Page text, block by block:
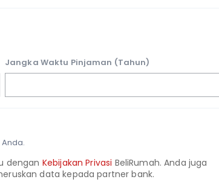
Jangka Waktu Pinjaman (Tahun)
dengan Kebijakan Privasi BeliRumah. Anda juga
data kepada partner bank.